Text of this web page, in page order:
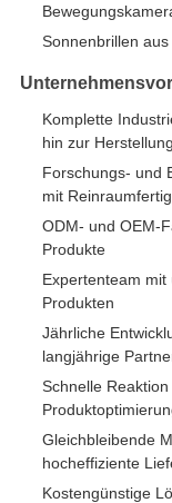
Sonnenbrillen aus
Komplette
hin zur
Forschungs- und
mit
ODM- und OEM-
Produkte
Expertenteam
Produkten
Jährliche
langjährige
Schnelle
Gleichbleibende
hocheffiziente
Kostengünstige